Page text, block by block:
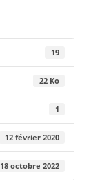
19
22 Ko
1
12 février 2020
18 octobre 2022